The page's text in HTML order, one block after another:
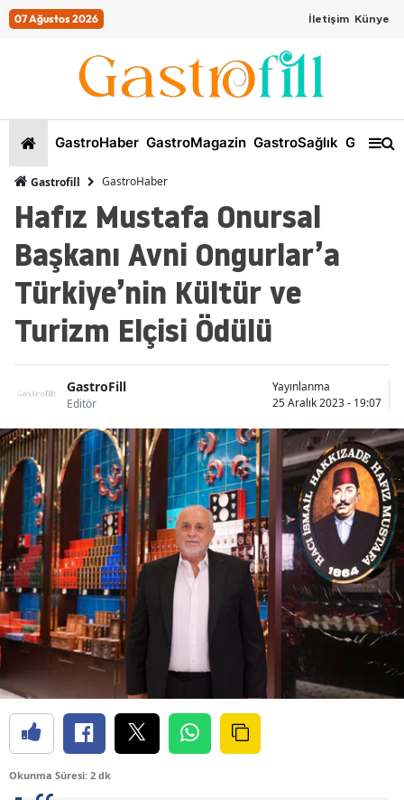
07 Ağustos 2026 İletişim Künye
GastroHaber GastroMagazin GastroSağlık
Gastrofill GastroHaber
Hafız Mustafa Onursal
Başkanı Avni Ongurlar’a
Türkiye’nin Kültür ve
Turizm Elçisi Ödülü
GastroFill
Editör
Yayınlanma
25 Aralık 2023 - 19:07
Okunma Süresi: 2 dk